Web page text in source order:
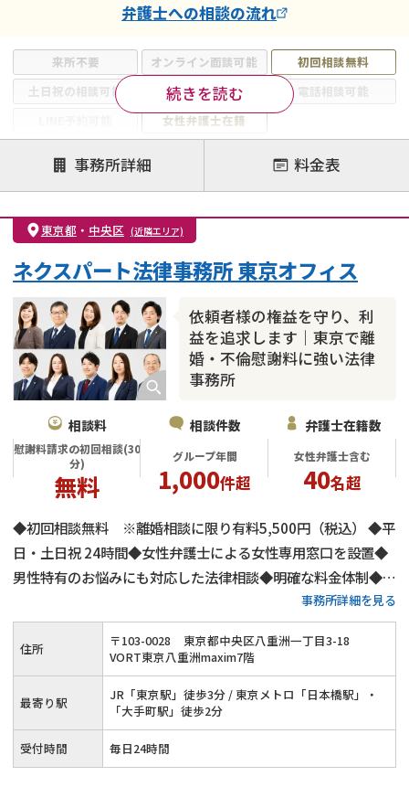
来所不要 オンライン面談可能
初回相談無料
土日祝の相談可能
19時以降電話可能
電話相談可能
女性弁護士在籍
注力案件
離婚前相談
離婚調停
離婚裁判
親権・面会交流権
DV
モラハラ
不貞・不倫慰謝料請求
国際離婚
財産分与
内縁の夫婦 熟年離婚
続きを読む
弁護士への相談の流れ
事務所詳細 料金表
東京都 ・ 中央区 (近隣エリア)
依頼者様の権益を守り、利
益を追求します｜東京で離
婚・不倫慰謝料に強い法律
事務所
ネクスパート法律事務所 東京オフィス
相談料
慰謝料請求の初回相談(30
分)
無料
相談件数
グループ年間
1,000件超
弁護士在籍数
女性弁護士含む
40名超
◆初回相談無料 ※離婚相談に限り有料5,500円（税込） ◆平
日・土日祝 24時間◆女性弁護士による女性専用窓口を設置◆
男性特有のお悩みにも対応した法律相談◆明確な料金体制◆不
倫慰謝料請求の相談件数は年間1,000件以上◆離婚・男女問題
にまつわる全ての問題に対応します！東京で離婚・不倫慰謝料
のお悩みはネクスパート法律事務所へ
事務所詳細を見る
住所 〒103-0028
東京都中央区八重洲一丁目3-18
VORT東京八重洲maxim7階
最寄り駅
JR「東京駅」徒歩3分 / 東京メトロ「日本橋駅」・
「大手町駅」徒歩2分
受付時間 毎日24時間